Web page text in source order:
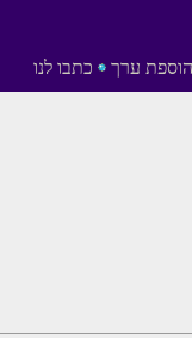
הוספת ערך כתבו לנו